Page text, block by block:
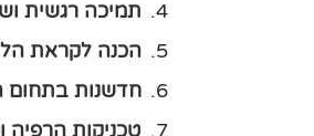
תמיכה רגשית
הכנה לקראת
חדשנות בתחום
טכניקות הרפיה